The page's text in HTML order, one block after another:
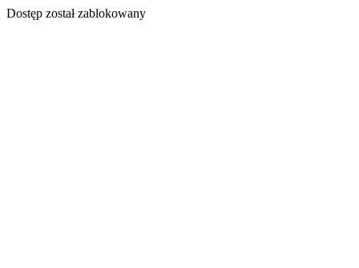
Dostęp został zablokowany